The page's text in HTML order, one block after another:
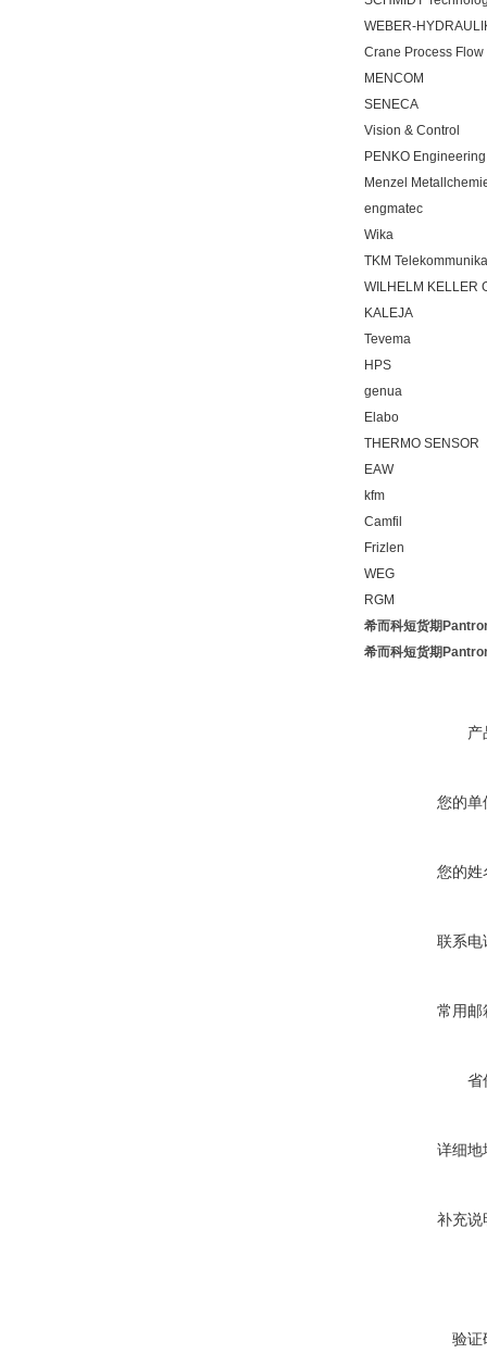
WEBER-
Crane Process
MENCOM
SENECA
Vision & Control
PENKO Engineering
Menzel
engmatec
Wika
TKM
WILHELM KELLER
KALEJA
Tevema
HPS
genua
Elabo
THERMO SENSOR
EAW
kfm
Camfil
Frizlen
WEG
RGM
希而科短货期
希而科短货期
产
您的单
您的姓
联系电
常用邮
省
详细地
补充说
验证